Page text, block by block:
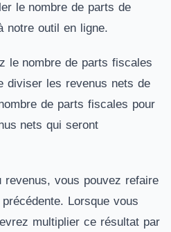
le nombre de parts de
notreoutil en ligne.
le nombre de parts fiscales
diviser les revenus nets de
de parts fiscales pour
nets qui seront
revenus, vous pouvez refaire
Lorsque vous
multiplier ce résultat par